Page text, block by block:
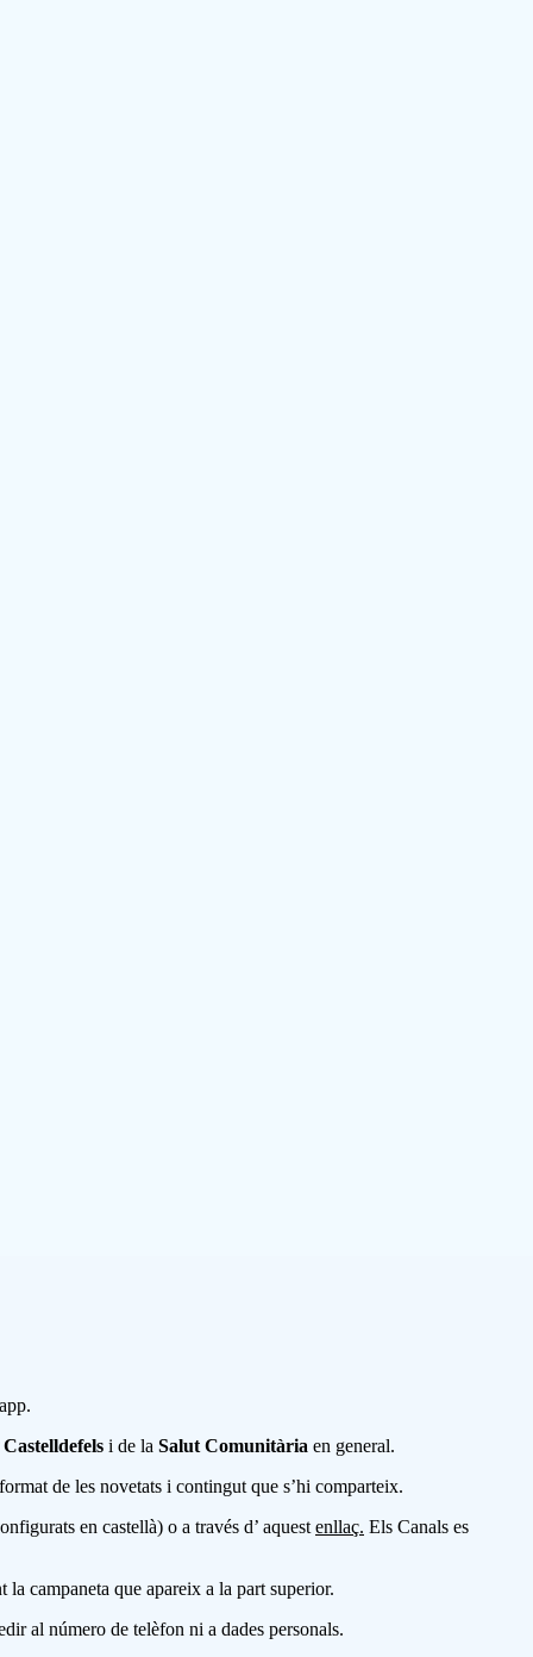
i de la Salut Comunitària en general.
de les novetats i contingut que s’hi comparteix.
en castellà) o a través d’ aquest enllaç. Els Canals es
la campaneta que apareix a la part superior.
al número de telèfon ni a dades personals.